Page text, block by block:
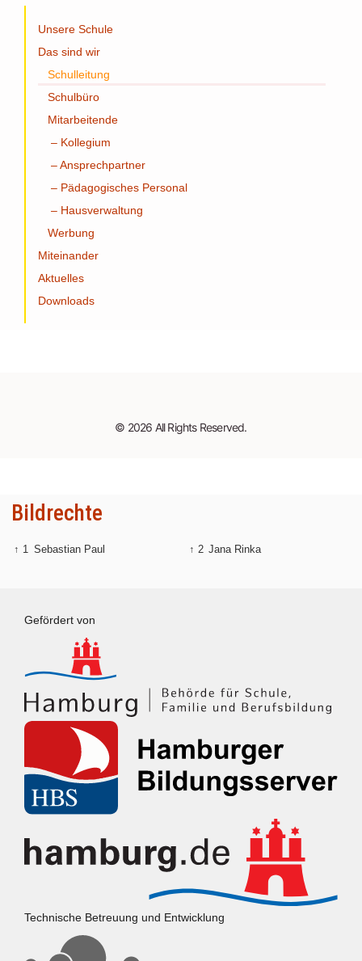
Unsere Schule
Das sind wir
Schulleitung
Schulbüro
Mitarbeitende
– Kollegium
– Ansprechpartner
– Pädagogisches Personal
– Hausverwaltung
Werbung
Miteinander
Aktuelles
Downloads
© 2026 All Rights Reserved.
Bildrechte
↑ 1 Sebastian Paul ↑ 2 Jana Rinka
Gefördert von
Technische Betreuung und Entwicklung